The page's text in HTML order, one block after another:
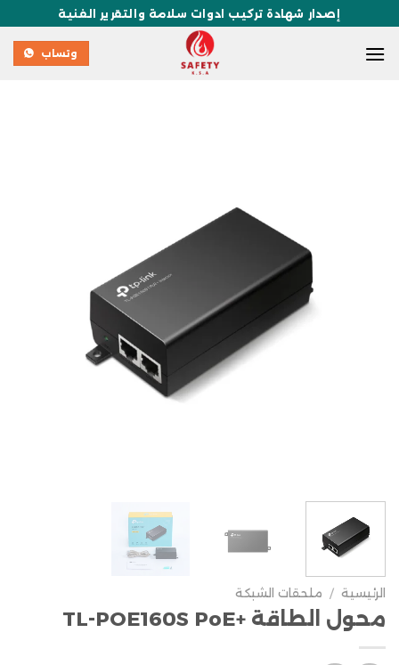
إصدار شهادة تركيب ادوات سلامة والتقرير الفنية
وتساب
الرئيسية / ملحقات الشبكة
محول الطاقة +TL-POE160S PoE